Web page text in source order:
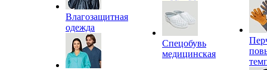
Влагозащитная
одежда
Спецобувь
медицинская